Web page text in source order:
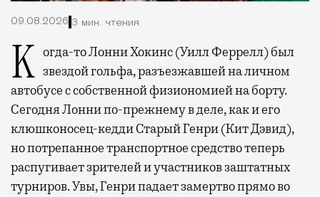
09.08.2026 3 мин. чтения
Когда-то Лонни Хокинс (Уилл Феррелл) был звездой гольфа, разъезжавшей на личном
автобусе с собственной физиономией на борту.
Сегодня Лонни по-прежнему в деле, как и его
клюшконосец-кедди Старый Генри (Кит Дэвид),
но потрепанное транспортное средство теперь
распугивает зрителей и участников заштатных
турниров. Увы, Генри падает замертво прямо во